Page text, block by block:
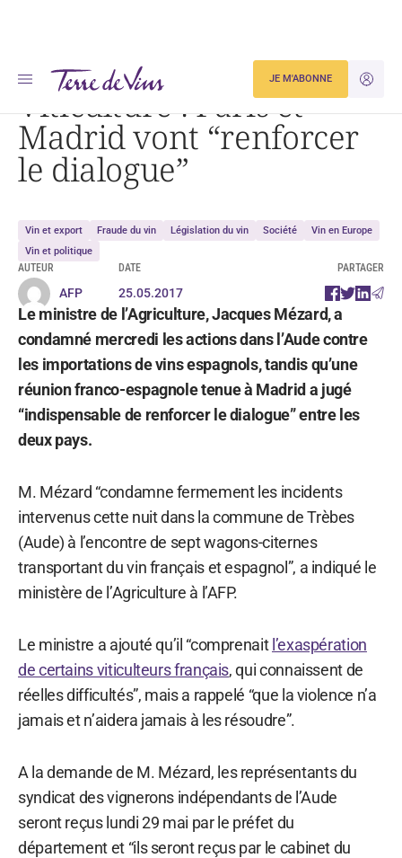
JE
JE M'ABONNE
Accueil Viticulture : Paris et Madrid vont « renforcer le dialogue »
Viticulture : Paris et
Madrid vont “renforcer
le dialogue”
Vin et export Fraude du vin Législation du vin Société
Vin en Europe
Vin et politique
AUTEUR
AFP
DATE
25.05.2017
PARTAGER
Le ministre de l’Agriculture, Jacques Mézard, a
condamné mercredi les actions dans l’Aude contre
les importations de vins espagnols, tandis qu’une
réunion franco-espagnole tenue à Madrid a jugé
“indispensable de renforcer le dialogue” entre les
deux pays.
M. Mézard “condamne fermement les incidents
intervenus cette nuit dans la commune de Trèbes
(Aude) à l’encontre de sept wagons-citernes
transportant du vin français et espagnol”, a indiqué le
ministère de l’Agriculture à l’AFP.
Le ministre a ajouté qu’il “comprenait l’exaspération
de certains viticulteurs français, qui connaissent de
réelles difficultés”, mais a rappelé “que la violence n’a
jamais et n’aidera jamais à les résoudre”.
A la demande de M. Mézard, les représentants du
syndicat des vignerons indépendants de l’Aude
seront reçus lundi 29 mai par le préfet du
département et “ils seront reçus par le cabinet du